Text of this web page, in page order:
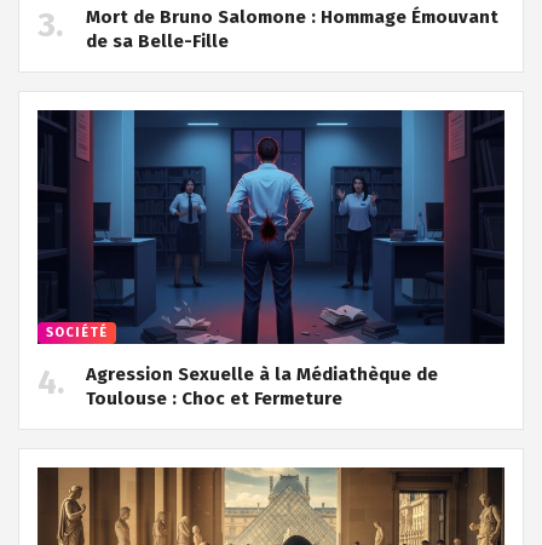
Mort de Bruno Salomone : Hommage Émouvant
de sa Belle-Fille
SOCIÉTÉ
Agression Sexuelle à la Médiathèque de
Toulouse : Choc et Fermeture